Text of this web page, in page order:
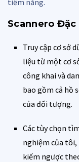
Scannero Đặc
Truy cập cơ sở
liệu từ một cơ
công khai và
bao gồm cả hồ
của đối tượng.
Các tùy chọn
nghiệm của
kiếm ngược